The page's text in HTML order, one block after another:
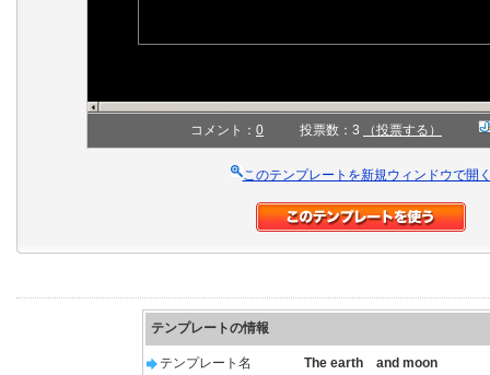
コメント： 0 投票数：3 （投票する）
このテンプレートを新規ウィンドウで開
テンプレートの情報
テンプレート名 The earth and moon